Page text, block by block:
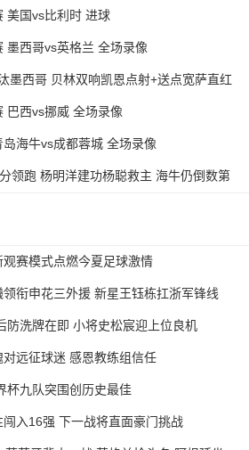
美国vs比利时 进球
墨西哥vs英格兰 全场录像
墨西哥 贝林双响凯恩点射+送点宽萨直红
巴西vs挪威 全场录像
海牛vs成都蓉城 全场录像
领跑 杨明洋建功杨聪救主 海牛仍倒数第
赛模式点燃今夏足球激情
衔申花三外援 新星王钰栋扛浙军锋线
防洗牌在即 小将史松宸迎上位良机
远征球迷 感恩教练组信任
杯九队突围创历史最佳
入16强 下一战将直面豪门挑战